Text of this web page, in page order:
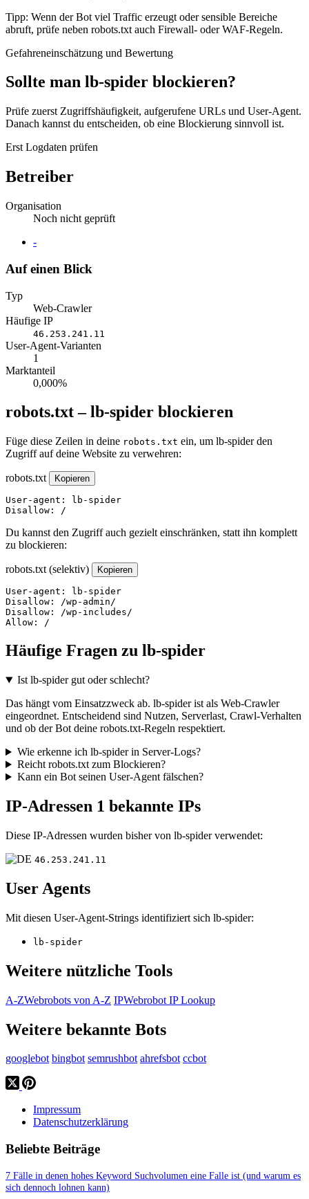
Tipp: Wenn der Bot viel Traffic erzeugt oder sensible Bereiche
abruft, prüfe neben robots.txt auch Firewall- oder WAF-Regeln.
Gefahreneinschätzung und Bewertung
Sollte man lb-spider blockieren?
Prüfe zuerst Zugriffshäufigkeit, aufgerufene URLs und User-Agent.
Danach kannst du entscheiden, ob eine Blockierung sinnvoll ist.
Erst Logdaten prüfen
Betreiber
Organisation
Noch nicht geprüft
Website
-
Auf einen Blick
Typ
Web-Crawler
Häufige IP
46.253.241.11
User-Agent-Varianten
1
Marktanteil
0,000%
robots.txt – lb-spider blockieren
Füge diese Zeilen in deine robots.txt ein, um lb-spider den
Zugriff auf deine Website zu verwehren:
robots.txt Kopieren
User-agent: lb-spider
Disallow: /
Du kannst den Zugriff auch gezielt einschränken, statt ihn komplett
zu blockieren:
robots.txt (selektiv) Kopieren
User-agent: lb-spider
Disallow: /wp-admin/
Disallow: /wp-includes/
Allow: /
Häufige Fragen zu lb-spider
Ist lb-spider gut oder schlecht?
Das hängt vom Einsatzzweck ab. lb-spider ist als Web-Crawler
eingeordnet. Entscheidend sind Nutzen, Serverlast, Crawl-Verhalten
und ob der Bot deine robots.txt-Regeln respektiert.
Wie erkenne ich lb-spider in Server-Logs?
Reicht robots.txt zum Blockieren?
Kann ein Bot seinen User-Agent fälschen?
IP-Adressen 1 bekannte IPs
Diese IP-Adressen wurden bisher von lb-spider verwendet:
46.253.241.11
User Agents
Mit diesen User-Agent-Strings identifiziert sich lb-spider:
lb-spider
Weitere nützliche Tools
A-ZWebrobots von A-Z IPWebrobot IP Lookup
Weitere bekannte Bots
googlebot bingbot semrushbot ahrefsbot ccbot
Impressum
Datenschutzerklärung
Beliebte Beiträge
7 Fälle in denen hohes Keyword Suchvolumen eine Falle ist (und warum es
sich dennoch lohnen kann)